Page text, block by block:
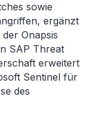
sowie
ergänzt
Onapsis
SAP Threat
erweitert
Sentinel für
des